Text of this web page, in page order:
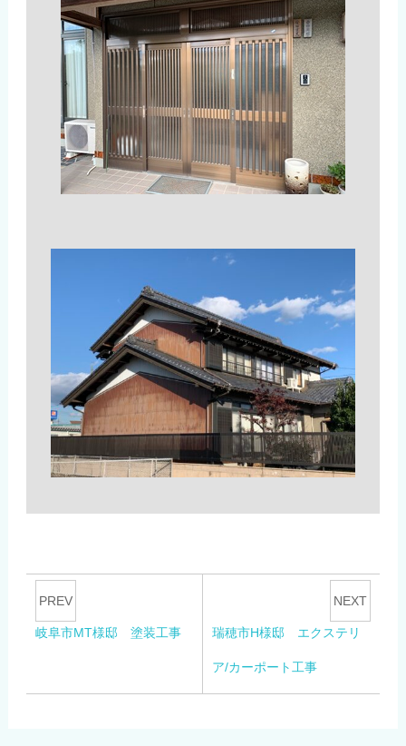
PREV
岐阜市MT様邸 塗装工事
NEXT
瑞穂市H様邸 エクステリ
ア/カーポート工事